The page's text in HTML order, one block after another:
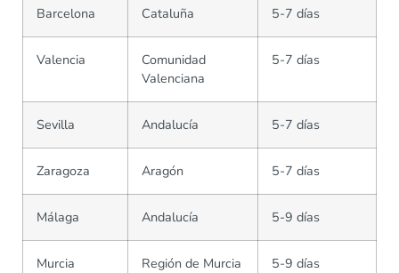
Barcelona Cataluña 5-7 días
Valencia
Comunidad
Valenciana
5-7 días
Sevilla Andalucía 5-7 días
Zaragoza Aragón 5-7 días
Málaga Andalucía 5-9 días
Murcia Región de Murcia 5-9 días